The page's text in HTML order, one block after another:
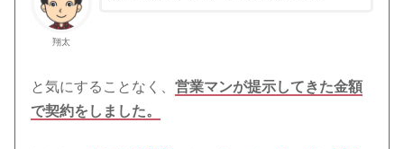
翔太
と気にすることなく、営業マンが提示してきた金額
で契約をしました。